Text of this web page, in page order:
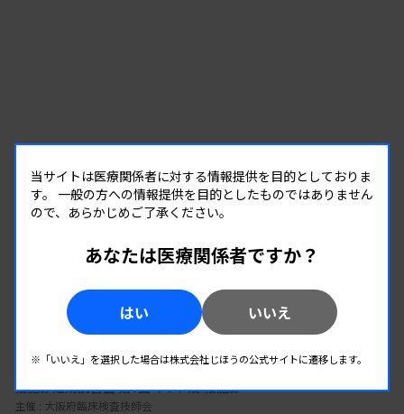
EVENT
イベント情報
2026.08.07（金）
細胞診定期講習会 第7回 リンパ節細胞診
主催 : 大阪府臨床検査技師会
当サイトは医療関係者に対する情報提供を目的としておりま
す。 一般の方への情報提供を目的としたものではありません
ので、あらかじめご了承ください。
あなたは医療関係者ですか？
はい いいえ
※「いいえ」を選択した場合は株式会社じほうの公式サイトに遷移します。